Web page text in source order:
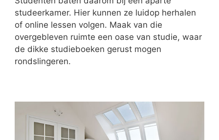
studeerkamer. Hier kunnen ze luidop herhalen
of online lessen volgen. Maak van die
overgebleven ruimte een oase van studie, waar
de dikke studieboeken gerust mogen
rondslingeren.